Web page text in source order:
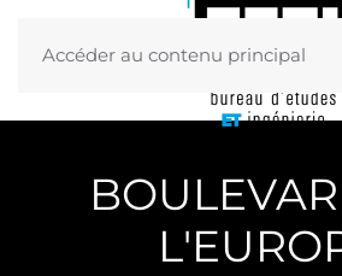
Accéder au contenu principal
Menu